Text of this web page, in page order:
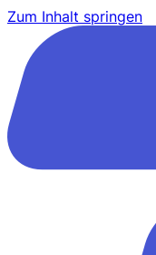
Zum Inhalt springen